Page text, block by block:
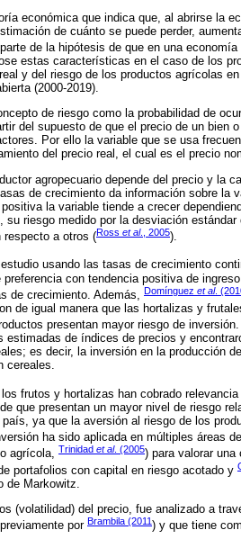
económica que indica que, al abrirse la
de cuánto se puede perder,
de la hipótesis de que en una
estas características en el caso de los
y del riesgo de los productos agrícolas
(2000-2019).
de riesgo como la probabilidad de
del supuesto de que el precio de un bien
Por ello la variable que se usa
del precio real, el cual es el precio
agropecuario depende del precio y la
de crecimiento da información sobre la
la variable tiende a crecer
su riesgo medido por la desviación
respecto a otros (Ross et al., 2005).
usando las tasas de crecimiento
con tendencia positiva de
de crecimiento. Además,
Domínguez et al.
de igual manera que las hortalizas y
presentan mayor riesgo de inversión.
estimadas de índices de precios y
es decir, la inversión en la producción
cereales.
frutos y hortalizas han cobrado
que presentan un mayor nivel de riesgo
ya que la aversión al riesgo de los
ha sido aplicada en múltiples áreas
agrícola, Trinidad et al. (2005) para valorar una
portafolios con capital en riesgo acotado y
de Markowitz.
(volatilidad) del precio, fue analizado a
por Brambila (2011 ) y que tiene